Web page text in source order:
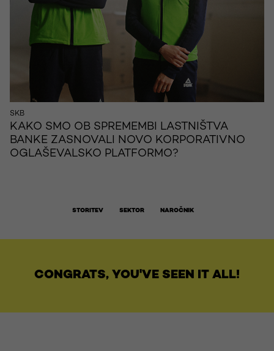
SKB
KAKO SMO OB SPREMEMBI LASTNIŠTVA
BANKE ZASNOVALI NOVO KORPORATIVNO
OGLAŠEVALSKO PLATFORMO?
STORITEV SEKTOR NAROČNIK
CONGRATS, YOU'VE SEEN IT ALL!